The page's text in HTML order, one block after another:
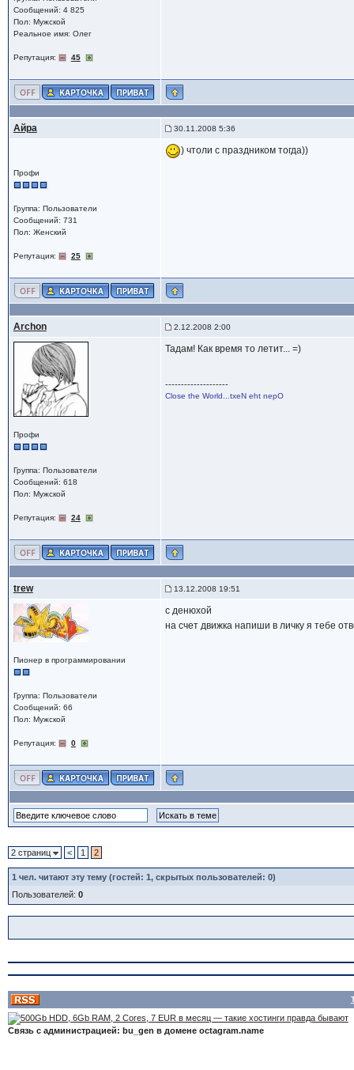
Сообщений: 4 825
Пол: Мужской
Реальное имя: Олег
Репутация: 45
Айра 30.11.2008 5:36
Профи
Группа: Пользователи
Сообщений: 731
Пол: Женский
Репутация: 25
) чтоли с праздником тогда))
Archon 2.12.2008 2:00
Профи
Группа: Пользователи
Сообщений: 618
Пол: Мужской
Репутация: 24
Тадам! Как время то летит... =)
--------------------
Close the World...txeN eht nepO
trew 13.12.2008 19:51
Пионер в программировании
Группа: Пользователи
Сообщений: 66
Пол: Мужской
Репутация: 0
с денюхой
на счет движка напиши в личку я тебе
2 страниц < 1 2
1 чел. читают эту тему (гостей: 1, скрытых пользователей: 0)
Пользователей: 0
Связь с администрацией: bu_gen в домене octagram.name